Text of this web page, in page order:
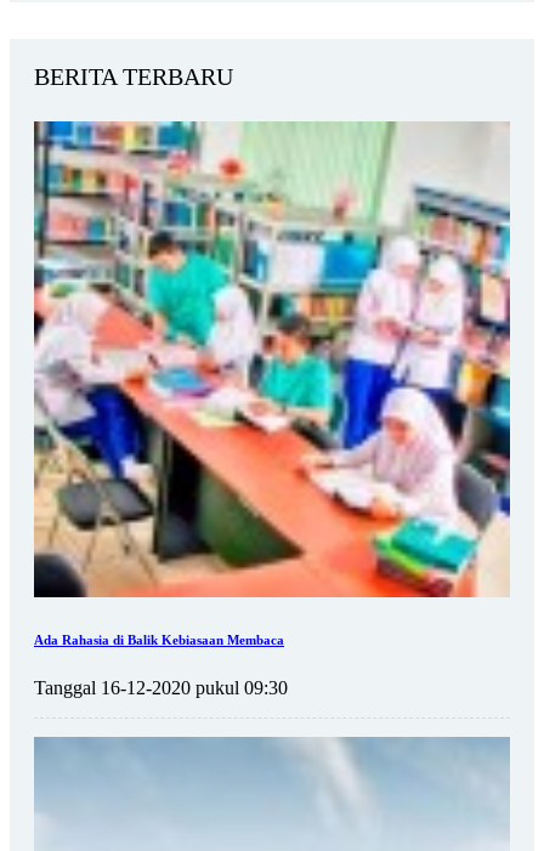
BERITA TERBARU
Ada Rahasia di Balik Kebiasaan Membaca
Tanggal 16-12-2020 pukul 09:30